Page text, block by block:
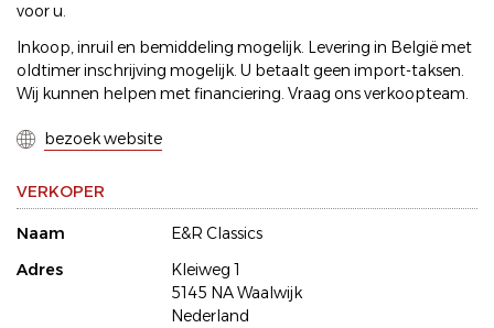
voor u.
Inkoop, inruil en bemiddeling mogelijk. Levering in België met
oldtimer inschrijving mogelijk. U betaalt geen import-taksen.
Wij kunnen helpen met financiering. Vraag ons verkoopteam.
bezoek website
VERKOPER
Naam
E&R Classics
Adres
Kleiweg 1
5145 NA Waalwijk
Nederland